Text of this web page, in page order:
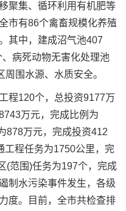
聚集、循环利用有机肥等
市有86个禽畜规模化养殖
其中，建成沼气池407
病死动物无害化处理池
围水源、水质安全。
120个，总投资9177万
万元，完成比例为
878万元，完成投资412
工程任务为1750公里，完
(范围)任务为197个，完成
制水污染事件发生，各级
度。目前，全市共检查排